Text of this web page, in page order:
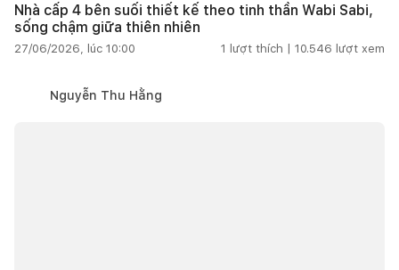
Nhà cấp 4 bên suối thiết kế theo tinh thần Wabi Sabi,
sống chậm giữa thiên nhiên
27/06/2026, lúc 10:00 1 lượt thích | 10.546 lượt xem
Nguyễn Thu Hằng